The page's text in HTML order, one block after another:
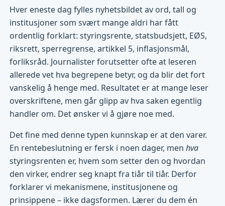
Hver eneste dag fylles nyhetsbildet av ord, tall og
institusjoner som svært mange aldri har fått
ordentlig forklart: styringsrente, statsbudsjett, EØS,
riksrett, sperregrense, artikkel 5, inflasjonsmål,
forliksråd. Journalister forutsetter ofte at leseren
allerede vet hva begrepene betyr, og da blir det fort
vanskelig å henge med. Resultatet er at mange leser
overskriftene, men går glipp av hva saken egentlig
handler om. Det ønsker vi å gjøre noe med.
Det fine med denne typen kunnskap er at den varer.
En rentebeslutning er fersk i noen dager, menhva
styringsrenten er, hvem som setter den og hvordan
den virker, endrer seg knapt fra tiår til tiår. Derfor
forklarer vi mekanismene, institusjonene og
prinsippene – ikke dagsformen. Lærer du dem én